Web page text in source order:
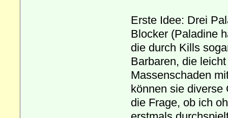
Erste Idee: Drei
Blocker (Paladine
die durch Kills
Barbaren, die
Massenschaden
können sie diverse
die Frage, ob ich